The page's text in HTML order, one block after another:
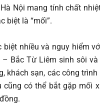
Nội mang tính chất
biệt là “mối”.
biệt nhiều và nguy hiểm
Bắc Từ Liêm sinh sôi
khách sạn, các công
có thể bắt gặp mối